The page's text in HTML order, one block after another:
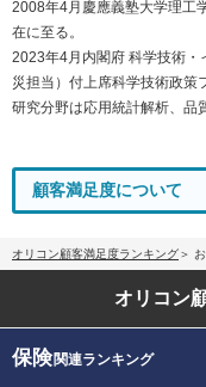
2008年4月慶應義塾大学理工
在に至る。
2023年4月内閣府 科学技術・
災担当）付上席科学技術政策
研究分野は応用統計解析、品
顧客満足度について
オリコン顧客満足度ランキング
オリコン
保険関連ランキング